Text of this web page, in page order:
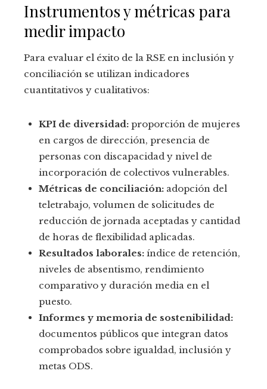
Instrumentos y métricas para
medir impacto
Para evaluar el éxito de la RSE en inclusión y
conciliación se utilizan indicadores
cuantitativos y cualitativos:
KPI de diversidad: proporción de mujeres
en cargos de dirección, presencia de
personas con discapacidad y nivel de
incorporación de colectivos vulnerables.
Métricas de conciliación: adopción del
teletrabajo, volumen de solicitudes de
reducción de jornada aceptadas y cantidad
de horas de flexibilidad aplicadas.
Resultados laborales: índice de retención,
niveles de absentismo, rendimiento
comparativo y duración media en el
puesto.
Informes y memoria de sostenibilidad:
documentos públicos que integran datos
comprobados sobre igualdad, inclusión y
metas ODS.